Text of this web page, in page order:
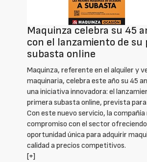
Maquinza celebra su 45
con el lanzamiento de su
subasta online
Maquinza, referente en el alquiler y
maquinaria, celebra este año su 45
una iniciativa innovadora: el
primera subasta online, prevista para
Con este nuevo servicio, la
compromiso con el sector
oportunidad única para adquirir
calidad a precios competitivos.
[+]